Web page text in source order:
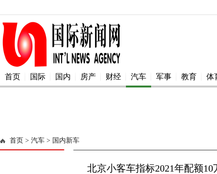
首页 国际 国内 房产 财经 汽车 军事 教育 体
首页 > 汽车 > 国内新车
北京小客车指标2021年配额10